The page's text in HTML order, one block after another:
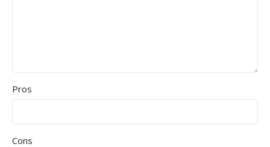
Pros
Cons